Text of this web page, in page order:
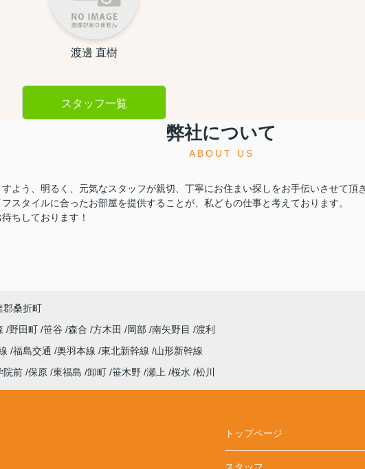
渡邊 直樹
スタッフ一覧
弊社について
ABOUT US
よう、明るく、元気なスタッフが親切、丁寧にお住まい探しをお手伝いさせて頂
スタイルに合ったお部屋を提供することが、私どもの仕事と考えております。
ちしております！
郡桑折町
野田町 笹谷 森合 方木田 岡部 南矢野目
渡利
福島交通 奥羽本線 東北新幹線
山形新幹線
院前 保原 東福島 卸町 笹木野 瀬上 桜水 松川
トップページ